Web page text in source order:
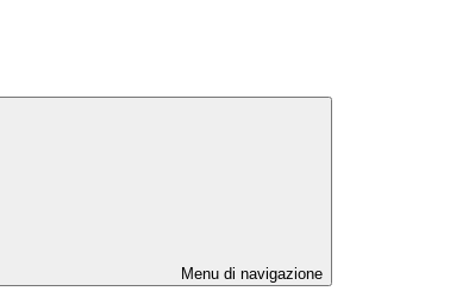
Menu di navigazione